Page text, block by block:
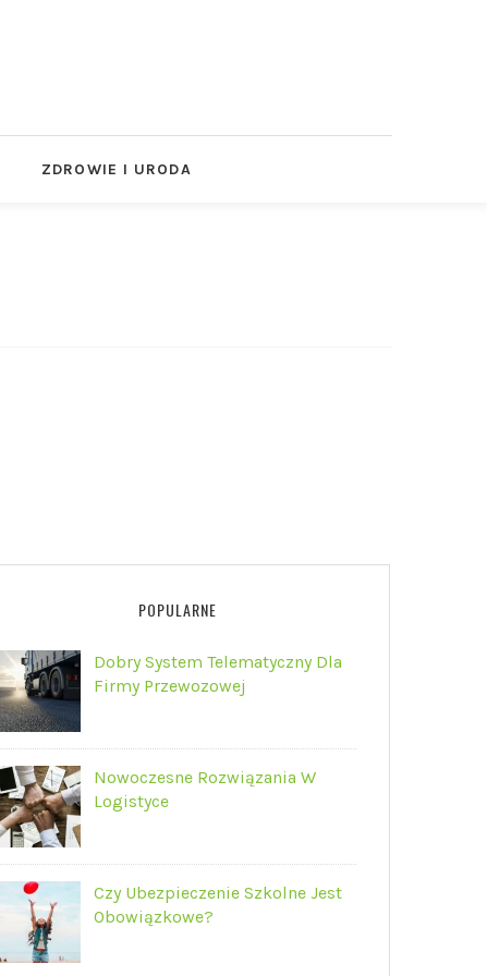
ZDROWIE I URODA
POPULARNE
Dobry System Telematyczny Dla
Firmy Przewozowej
Nowoczesne Rozwiązania W
Logistyce
Czy Ubezpieczenie Szkolne Jest
Obowiązkowe?